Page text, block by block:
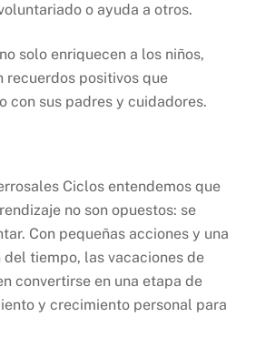
o ayuda a otros.
solo enriquecen a los niños,
recuerdos positivos que
con sus padres y cuidadores.
Ciclos entendemos que
no son opuestos: se
Con pequeñas acciones y una
del tiempo, las vacaciones de
convertirse en una etapa de
y crecimiento personal para